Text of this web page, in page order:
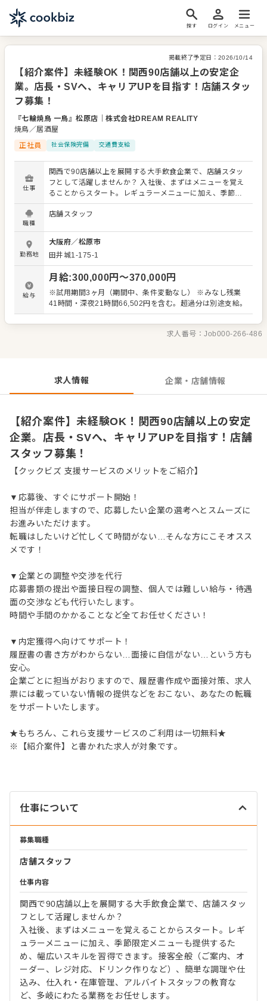
探す ログイン メニュー
掲載終了予定日： 2026/10/14
【紹介案件】未経験OK！関西90店舗以上の安定企
業。店長・SVへ、キャリアUPを目指す！店舗スタッ
フ募集！
『七輪焼鳥 一鳥』松原店 ｜株式会社DREAM REALITY
焼鳥／居酒屋
正社員
社会保険完備 交通費支給
仕事
関西で90店舗以上を展開する大手飲食企業で、店舗スタッ
フとして活躍しませんか？ 入社後、まずはメニューを覚え
ることからスタート。レギュラーメニューに加え、季節限
定メニューも提供するため、幅広いスキルを習得できま
す。接客全般（ご案内、オーダー、レジ対応、ドリンク作
バイトスタッフの教育など、多岐にわたる業務をお任せし
ます。 オペレーション改善のアイデアも大歓迎です。スキ
ルに合わせた業務から始め、先輩スタッフが丁寧にサポー
ト。経験が浅い方も安心して成長できる環境です。出店予
定も豊富で、将来は店長や料理長、SVといった本部職への
キャリアアップも目指せます。 ＜おすすめポイント＞ 独立
支援制度あり。関西で90店舗以上の安定企業で、キャリア
職種
店舗スタッフ
勤務地
大阪府／松原市
田井城1-175-1
給与
月給:300,000円〜370,000円
※試用期間3ヶ月（期間中、条件変動なし） ※みなし残業
41時間・深夜21時間66,502円を含む。超過分は別途支給。
求人番号：Job000-266-486
求人情報 企業・店舗情報
【紹介案件】未経験OK！関西90店舗以上の安定
企業。店長・SVへ、キャリアUPを目指す！店舗
スタッフ募集！
【クックビズ 支援サービスのメリットをご紹介】
▼応募後、すぐにサポート開始！
担当が伴走しますので、応募したい企業の選考へとスムーズに
お進みいただけます。
転職はしたいけど忙しくて時間がない…そんな方にこそオスス
メです！
▼企業との調整や交渉を代行
応募書類の提出や面接日程の調整、個人では難しい給与・待遇
面の交渉なども代行いたします。
時間や手間のかかることなど全てお任せください！
▼内定獲得へ向けてサポート！
履歴書の書き方がわからない…面接に自信がない…という方も
安心。
企業ごとに担当がおりますので、履歴書作成や面接対策、求人
票には載っていない情報の提供などをおこない、あなたの転職
をサポートいたします。
★もちろん、これら支援サービスのご利用は一切無料★
※【紹介案件】と書かれた求人が対象です。
仕事について
募集職種
店舗スタッフ
仕事内容
関西で90店舗以上を展開する大手飲食企業で、店舗スタッ
フとして活躍しませんか？
入社後、まずはメニューを覚えることからスタート。レギ
ュラーメニューに加え、季節限定メニューも提供するた
め、幅広いスキルを習得できます。接客全般（ご案内、オ
ーダー、レジ対応、ドリンク作りなど）、簡単な調理や仕
込み、仕入れ・在庫管理、アルバイトスタッフの教育な
ど、多岐にわたる業務をお任せします。